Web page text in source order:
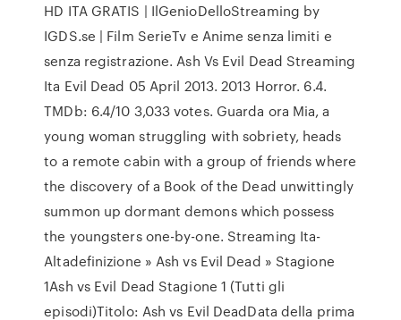
HD ITA GRATIS | IlGenioDelloStreaming by
IGDS.se | Film SerieTv e Anime senza limiti e
senza registrazione. Ash Vs Evil Dead Streaming
Ita Evil Dead 05 April 2013. 2013 Horror. 6.4.
TMDb: 6.4/10 3,033 votes. Guarda ora Mia, a
young woman struggling with sobriety, heads
to a remote cabin with a group of friends where
the discovery of a Book of the Dead unwittingly
summon up dormant demons which possess
the youngsters one-by-one. Streaming Ita-
Altadefinizione » Ash vs Evil Dead » Stagione
1Ash vs Evil Dead Stagione 1 (Tutti gli
episodi)Titolo: Ash vs Evil DeadData della prima